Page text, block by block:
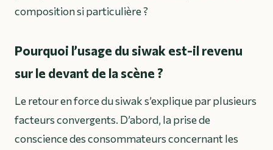
composition si particulière ?
Pourquoi l’usage du siwak est-il revenu
sur le devant de la scène ?
Le retour en force du siwak s’explique par plusieurs
facteurs convergents. D’abord, la prise de
conscience des consommateurs concernant les